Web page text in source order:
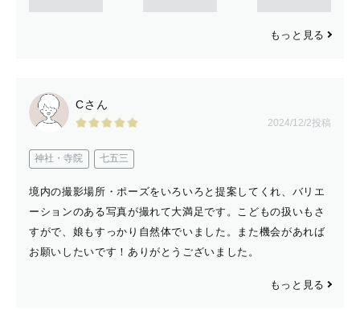
ださい。
和傘（赤・紫）、木製ナンバープレート、紙風船、吹き戻
🚗撮影場所について
交通費は往復で3,000円以上である場合は追加交通費が発
生するので予めご了承ください。
🍀最後に
皆さんはどんなお写真を未来に残したいですか？
もっと見る
Cさん
2024/12/2投稿
神社・寺院 七五三
境内の撮影場所・ポーズをいろいろと提案してくれ、バリエ
ーションのある写真が撮れて大満足です。こどもの扱いもさ
すがで、娘もすっかり自然体でいました。また機会があれば
お願いしたいです！ありがとうございました。
もっと見る